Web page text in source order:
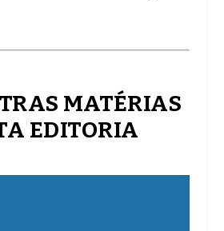
MATÉRIAS
EDITORIA